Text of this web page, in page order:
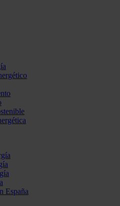
España